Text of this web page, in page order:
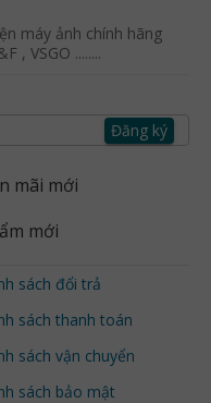
máy ảnh chính hãng
, VSGO ........
Đăng ký
mãi mới
mới
sách đổi trả
sách thanh toán
sách vận chuyển
sách bảo mật